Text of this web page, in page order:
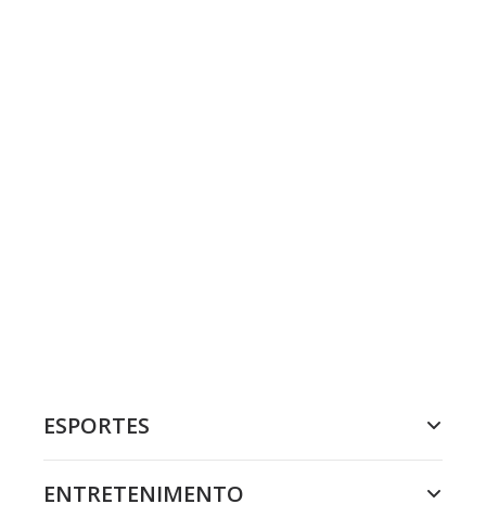
ESPORTES
ENTRETENIMENTO